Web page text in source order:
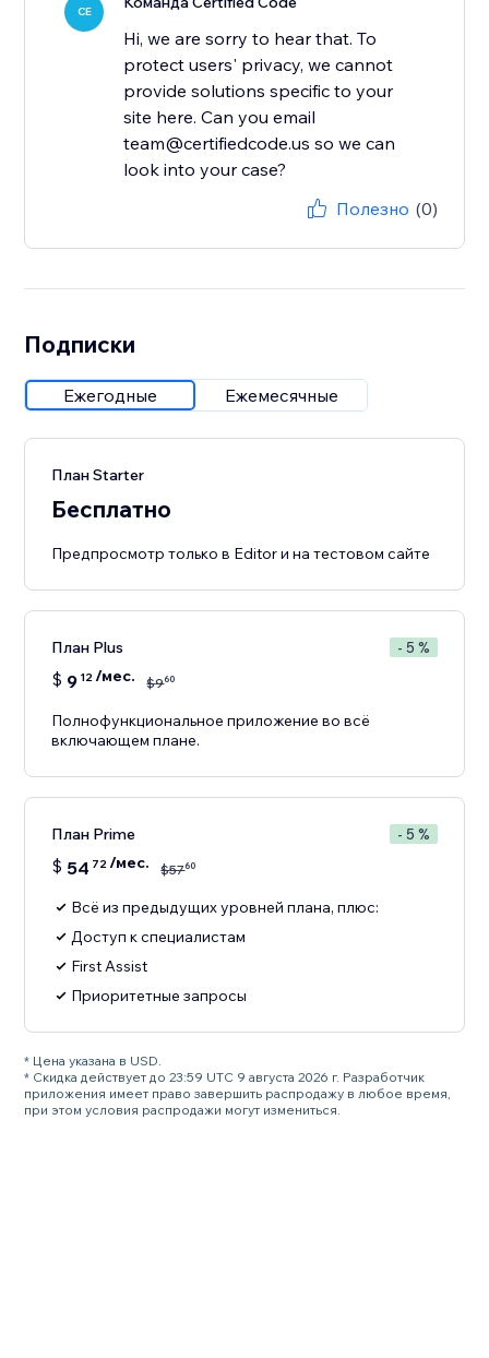
CE
Hi, we are sorry to hear that. To
protect users' privacy, we cannot
provide solutions specific to your
site here. Can you email
team@certifiedcode.us so we can
look into your case?
Полезно (0)
Подписки
Ежегодные Ежемесячные
План Starter
Бесплатно
Предпросмотр только в Editor и на тестовом сайте
План Plus - 5 %
$ 9 12/мес. $960
Полнофункциональное приложение во всё
включающем плане.
План Prime - 5 %
$ 54 72/мес. $5760
Всё из предыдущих уровней плана, плюс:
Доступ к специалистам
First Assist
Приоритетные запросы
* Цена указана в USD.
* Скидка действует до 23:59 UTC 9 августа 2026 г. Разработчик
приложения имеет право завершить распродажу в любое время,
при этом условия распродажи могут измениться.